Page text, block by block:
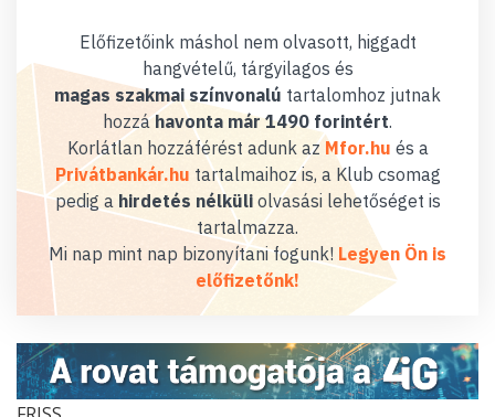
Előfizetőink máshol nem olvasott, higgadt
hangvételű, tárgyilagos és
magas szakmai színvonalú tartalomhoz jutnak
hozzáhavonta már 1490 forintért.
Korlátlan hozzáférést adunk az Mfor.hu és a
Privátbankár.hu tartalmaihoz is, a Klub csomag
pedig a hirdetés nélküliolvasási lehetőséget is
tartalmazza.
Mi nap mint nap bizonyítani fogunk! Legyen Ön is
előfizetőnk!